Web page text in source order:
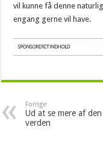
vil kunne få denne
engang gerne vil have.
Forrige
Ud at se mere af
verden